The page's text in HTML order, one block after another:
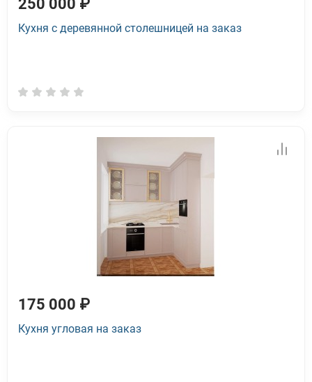
250 000 ₽
Кухня с деревянной столешницей на заказ
175 000 ₽
Кухня угловая на заказ